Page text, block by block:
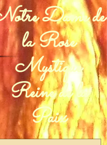
Dame de
la Rose
Mystique
Reine de la
Paix